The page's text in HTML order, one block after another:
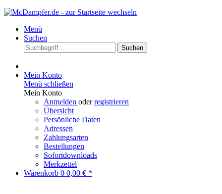
Menü
Suchen
Suchen
Mein Konto
Menü schließen
Mein Konto
Anmelden oderregistrieren
Übersicht
Persönliche Daten
Adressen
Zahlungsarten
Bestellungen
Sofortdownloads
Merkzettel
Warenkorb 0 0,00 € *